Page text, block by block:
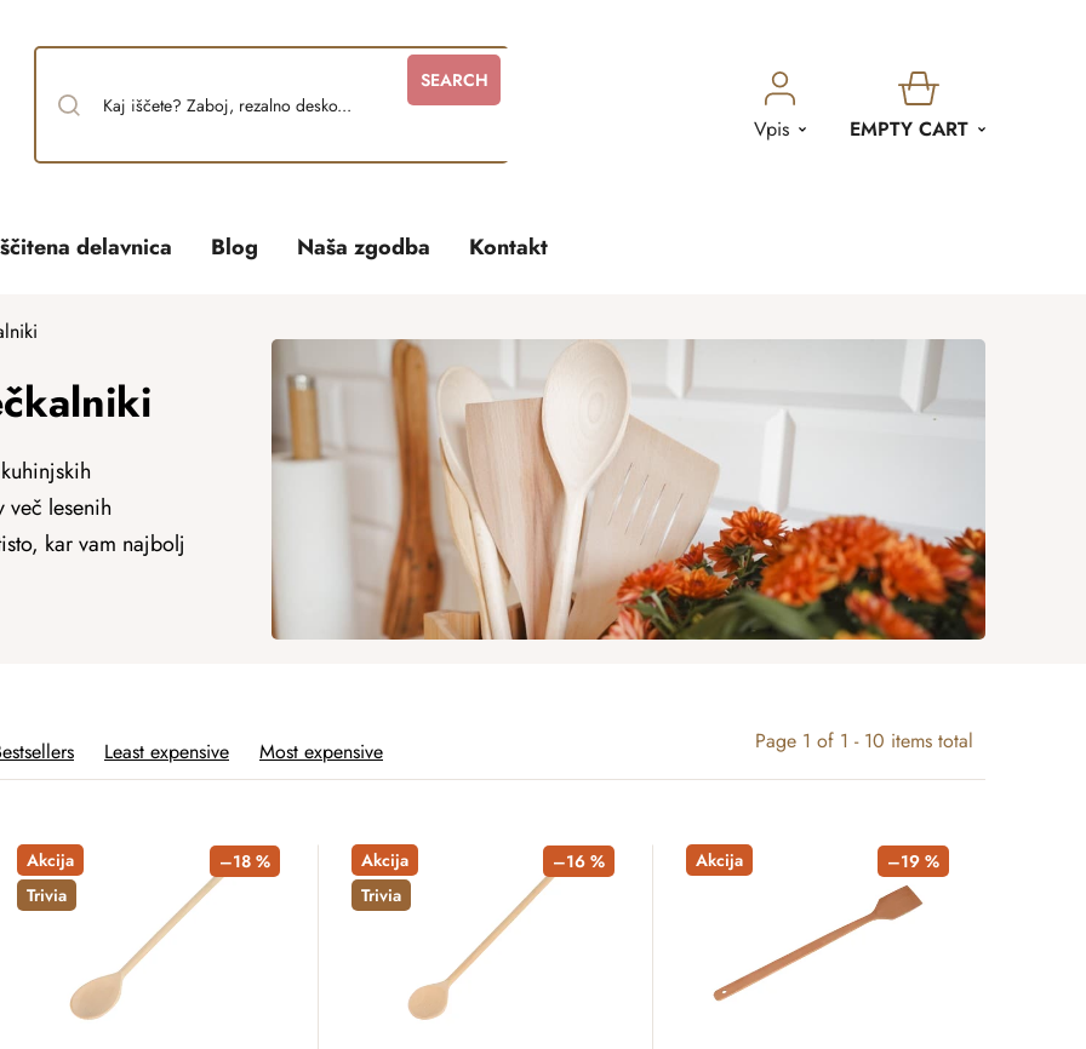
SEARCH
Vpis
SHOPPING
EMPTY CART
delavnica Blog Naša zgodba Kontakt
lesenih
kar vam najbolj
Page 1 of 1 - 10 items total
Least expensive Most expensive
Akcija
Trivia
–18 %
Akcija
Trivia
–16 % Akcija –19 %